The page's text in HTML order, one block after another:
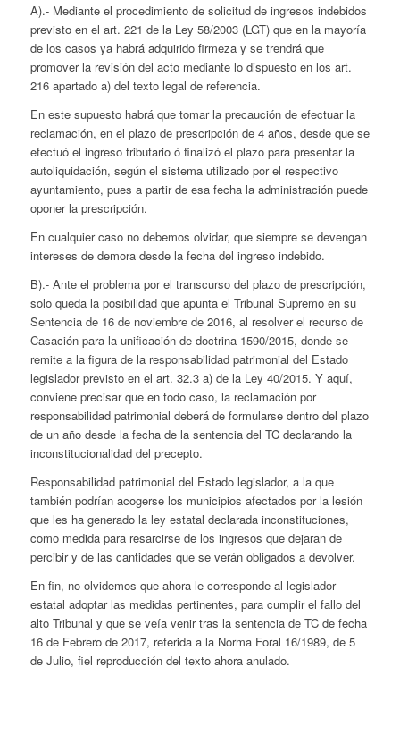
A).- Mediante el procedimiento de solicitud de ingresos indebidos
previsto en el art. 221 de la Ley 58/2003 (LGT) que en la mayoría
de los casos ya habrá adquirido firmeza y se trendrá que
promover la revisión del acto mediante lo dispuesto en los art.
216 apartado a) del texto legal de referencia.
En este supuesto habrá que tomar la precaución de efectuar la
reclamación, en el plazo de prescripción de 4 años, desde que se
efectuó el ingreso tributario ó finalizó el plazo para presentar la
autoliquidación, según el sistema utilizado por el respectivo
ayuntamiento, pues a partir de esa fecha la administración puede
oponer la prescripción.
En cualquier caso no debemos olvidar, que siempre se devengan
intereses de demora desde la fecha del ingreso indebido.
B).- Ante el problema por el transcurso del plazo de prescripción,
solo queda la posibilidad que apunta el Tribunal Supremo en su
Sentencia de 16 de noviembre de 2016, al resolver el recurso de
Casación para la unificación de doctrina 1590/2015, donde se
remite a la figura de la responsabilidad patrimonial del Estado
legislador previsto en el art. 32.3 a) de la Ley 40/2015. Y aquí,
conviene precisar que en todo caso, la reclamación por
responsabilidad patrimonial deberá de formularse dentro del plazo
de un año desde la fecha de la sentencia del TC declarando la
inconstitucionalidad del precepto.
Responsabilidad patrimonial del Estado legislador, a la que
también podrían acogerse los municipios afectados por la lesión
que les ha generado la ley estatal declarada inconstituciones,
como medida para resarcirse de los ingresos que dejaran de
percibir y de las cantidades que se verán obligados a devolver.
En fin, no olvidemos que ahora le corresponde al legislador
estatal adoptar las medidas pertinentes, para cumplir el fallo del
alto Tribunal y que se veía venir tras la sentencia de TC de fecha
16 de Febrero de 2017, referida a la Norma Foral 16/1989, de 5
de Julio, fiel reproducción del texto ahora anulado.